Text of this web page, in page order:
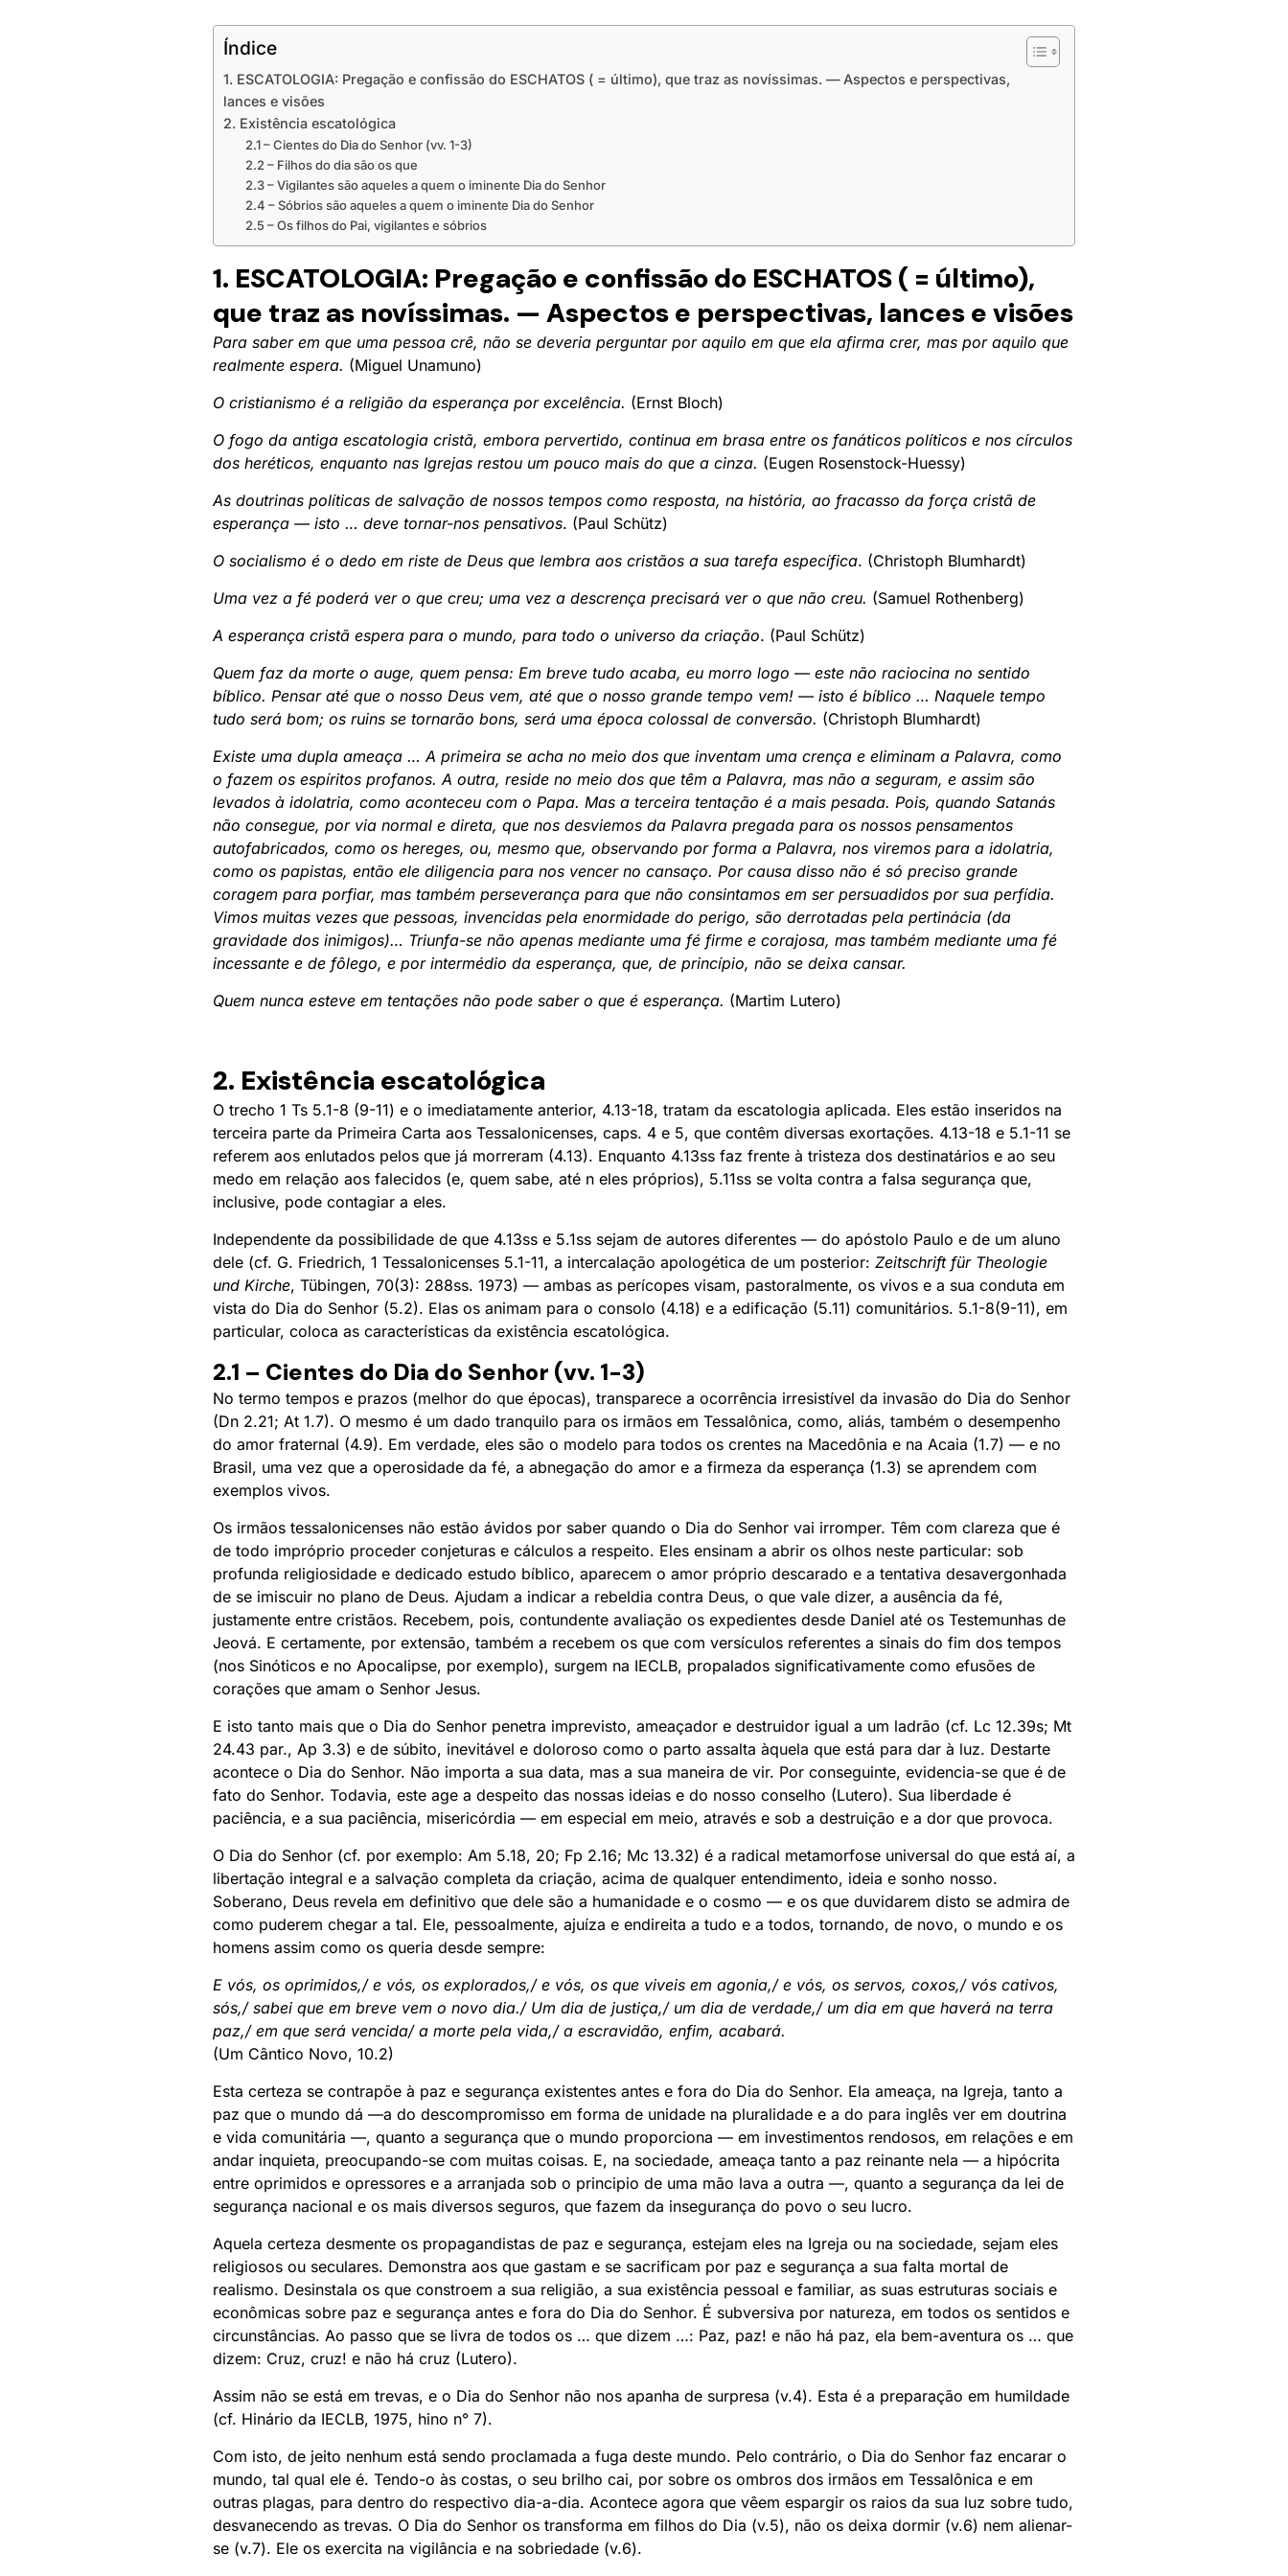
Índice
1. ESCATOLOGIA: Pregação e confissão do ESCHATOS ( = último), que traz as novíssimas. — Aspectos e perspectivas,
lances e visões
2. Existência escatológica
2.1 – Cientes do Dia do Senhor (vv. 1-3)
2.2 – Filhos do dia são os que
2.3 – Vigilantes são aqueles a quem o iminente Dia do Senhor
2.4 – Sóbrios são aqueles a quem o iminente Dia do Senhor
2.5 – Os filhos do Pai, vigilantes e sóbrios
1. ESCATOLOGIA: Pregação e confissão do ESCHATOS ( = último),
que traz as novíssimas. — Aspectos e perspectivas, lances e visões
Para saber em que uma pessoa crê, não se deveria perguntar por aquilo em que ela afirma crer, mas por aquilo que
realmente espera. (Miguel Unamuno)
O cristianismo é a religião da esperança por excelência. (Ernst Bloch)
O fogo da antiga escatologia cristã, embora pervertido, continua em brasa entre os fanáticos políticos e nos círculos
dos heréticos, enquanto nas Igrejas restou um pouco mais do que a cinza. (Eugen Rosenstock-Huessy)
As doutrinas políticas de salvação de nossos tempos como resposta, na história, ao fracasso da força cristã de
esperança — isto … deve tornar-nos pensativos. (Paul Schütz)
O socialismo é o dedo em riste de Deus que lembra aos cristãos a sua tarefa específica. (Christoph Blumhardt)
Uma vez a fé poderá ver o que creu; uma vez a descrença precisará ver o que não creu. (Samuel Rothenberg)
A esperança cristã espera para o mundo, para todo o universo da criação. (Paul Schütz)
Quem faz da morte o auge, quem pensa: Em breve tudo acaba, eu morro logo — este não raciocina no sentido
bíblico. Pensar até que o nosso Deus vem, até que o nosso grande tempo vem! — isto é bíblico … Naquele tempo
tudo será bom; os ruins se tornarão bons, será uma época colossal de conversão. (Christoph Blumhardt)
Existe uma dupla ameaça … A primeira se acha no meio dos que inventam uma crença e eliminam a Palavra, como
o fazem os espíritos profanos. A outra, reside no meio dos que têm a Palavra, mas não a seguram, e assim são
levados à idolatria, como aconteceu com o Papa. Mas a terceira tentação é a mais pesada. Pois, quando Satanás
não consegue, por via normal e direta, que nos desviemos da Palavra pregada para os nossos pensamentos
autofabricados, como os hereges, ou, mesmo que, observando por forma a Palavra, nos viremos para a idolatria,
como os papistas, então ele diligencia para nos vencer no cansaço. Por causa disso não é só preciso grande
coragem para porfiar, mas também perseverança para que não consintamos em ser persuadidos por sua perfídia.
Vimos muitas vezes que pessoas, invencidas pela enormidade do perigo, são derrotadas pela pertinácia (da
gravidade dos inimigos)… Triunfa-se não apenas mediante uma fé firme e corajosa, mas também mediante uma fé
incessante e de fôlego, e por intermédio da esperança, que, de princípio, não se deixa cansar.
Quem nunca esteve em tentações não pode saber o que é esperança. (Martim Lutero)
2. Existência escatológica
O trecho 1 Ts 5.1-8 (9-11) e o imediatamente anterior, 4.13-18, tratam da escatologia aplicada. Eles estão inseridos na
terceira parte da Primeira Carta aos Tessalonicenses, caps. 4 e 5, que contêm diversas exortações. 4.13-18 e 5.1-11 se
referem aos enlutados pelos que já morreram (4.13). Enquanto 4.13ss faz frente à tristeza dos destinatários e ao seu
medo em relação aos falecidos (e, quem sabe, até n eles próprios), 5.11ss se volta contra a falsa segurança que,
inclusive, pode contagiar a eles.
Independente da possibilidade de que 4.13ss e 5.1ss sejam de autores diferentes — do apóstolo Paulo e de um aluno
dele (cf. G. Friedrich, 1 Tessalonicenses 5.1-11, a intercalação apologética de um posterior: Zeitschrift für Theologie
und Kirche, Tübingen, 70(3): 288ss. 1973) — ambas as perícopes visam, pastoralmente, os vivos e a sua conduta em
vista do Dia do Senhor (5.2). Elas os animam para o consolo (4.18) e a edificação (5.11) comunitários. 5.1-8(9-11), em
particular, coloca as características da existência escatológica.
2.1 – Cientes do Dia do Senhor (vv. 1-3)
No termo tempos e prazos (melhor do que épocas), transparece a ocorrência irresistível da invasão do Dia do Senhor
(Dn 2.21; At 1.7). O mesmo é um dado tranquilo para os irmãos em Tessalônica, como, aliás, também o desempenho
do amor fraternal (4.9). Em verdade, eles são o modelo para todos os crentes na Macedônia e na Acaia (1.7) — e no
Brasil, uma vez que a operosidade da fé, a abnegação do amor e a firmeza da esperança (1.3) se aprendem com
exemplos vivos.
Os irmãos tessalonicenses não estão ávidos por saber quando o Dia do Senhor vai irromper. Têm com clareza que é
de todo impróprio proceder conjeturas e cálculos a respeito. Eles ensinam a abrir os olhos neste particular: sob
profunda religiosidade e dedicado estudo bíblico, aparecem o amor próprio descarado e a tentativa desavergonhada
de se imiscuir no plano de Deus. Ajudam a indicar a rebeldia contra Deus, o que vale dizer, a ausência da fé,
justamente entre cristãos. Recebem, pois, contundente avaliação os expedientes desde Daniel até os Testemunhas de
Jeová. E certamente, por extensão, também a recebem os que com versículos referentes a sinais do fim dos tempos
(nos Sinóticos e no Apocalipse, por exemplo), surgem na IECLB, propalados significativamente como efusões de
corações que amam o Senhor Jesus.
E isto tanto mais que o Dia do Senhor penetra imprevisto, ameaçador e destruidor igual a um ladrão (cf. Lc 12.39s; Mt
24.43 par., Ap 3.3) e de súbito, inevitável e doloroso como o parto assalta àquela que está para dar à luz. Destarte
acontece o Dia do Senhor. Não importa a sua data, mas a sua maneira de vir. Por conseguinte, evidencia-se que é de
fato do Senhor. Todavia, este age a despeito das nossas ideias e do nosso conselho (Lutero). Sua liberdade é
paciência, e a sua paciência, misericórdia — em especial em meio, através e sob a destruição e a dor que provoca.
O Dia do Senhor (cf. por exemplo: Am 5.18, 20; Fp 2.16; Mc 13.32) é a radical metamorfose universal do que está aí, a
libertação integral e a salvação completa da criação, acima de qualquer entendimento, ideia e sonho nosso.
Soberano, Deus revela em definitivo que dele são a humanidade e o cosmo — e os que duvidarem disto se admira de
como puderem chegar a tal. Ele, pessoalmente, ajuíza e endireita a tudo e a todos, tornando, de novo, o mundo e os
homens assim como os queria desde sempre:
E vós, os oprimidos,/ e vós, os explorados,/ e vós, os que viveis em agonia,/ e vós, os servos, coxos,/ vós cativos,
sós,/ sabei que em breve vem o novo dia./ Um dia de justiça,/ um dia de verdade,/ um dia em que haverá na terra
paz,/ em que será vencida/ a morte pela vida,/ a escravidão, enfim, acabará.
(Um Cântico Novo, 10.2)
Esta certeza se contrapõe à paz e segurança existentes antes e fora do Dia do Senhor. Ela ameaça, na Igreja, tanto a
paz que o mundo dá —a do descompromisso em forma de unidade na pluralidade e a do para inglês ver em doutrina
e vida comunitária —, quanto a segurança que o mundo proporciona — em investimentos rendosos, em relações e em
andar inquieta, preocupando-se com muitas coisas. E, na sociedade, ameaça tanto a paz reinante nela — a hipócrita
entre oprimidos e opressores e a arranjada sob o principio de uma mão lava a outra —, quanto a segurança da lei de
segurança nacional e os mais diversos seguros, que fazem da insegurança do povo o seu lucro.
Aquela certeza desmente os propagandistas de paz e segurança, estejam eles na Igreja ou na sociedade, sejam eles
religiosos ou seculares. Demonstra aos que gastam e se sacrificam por paz e segurança a sua falta mortal de
realismo. Desinstala os que constroem a sua religião, a sua existência pessoal e familiar, as suas estruturas sociais e
econômicas sobre paz e segurança antes e fora do Dia do Senhor. É subversiva por natureza, em todos os sentidos e
circunstâncias. Ao passo que se livra de todos os … que dizem …: Paz, paz! e não há paz, ela bem-aventura os … que
dizem: Cruz, cruz! e não há cruz (Lutero).
Assim não se está em trevas, e o Dia do Senhor não nos apanha de surpresa (v.4). Esta é a preparação em humildade
(cf. Hinário da IECLB, 1975, hino n° 7).
Com isto, de jeito nenhum está sendo proclamada a fuga deste mundo. Pelo contrário, o Dia do Senhor faz encarar o
mundo, tal qual ele é. Tendo-o às costas, o seu brilho cai, por sobre os ombros dos irmãos em Tessalônica e em
outras plagas, para dentro do respectivo dia-a-dia. Acontece agora que vêem espargir os raios da sua luz sobre tudo,
desvanecendo as trevas. O Dia do Senhor os transforma em filhos do Dia (v.5), não os deixa dormir (v.6) nem alienar-
se (v.7). Ele os exercita na vigilância e na sobriedade (v.6).